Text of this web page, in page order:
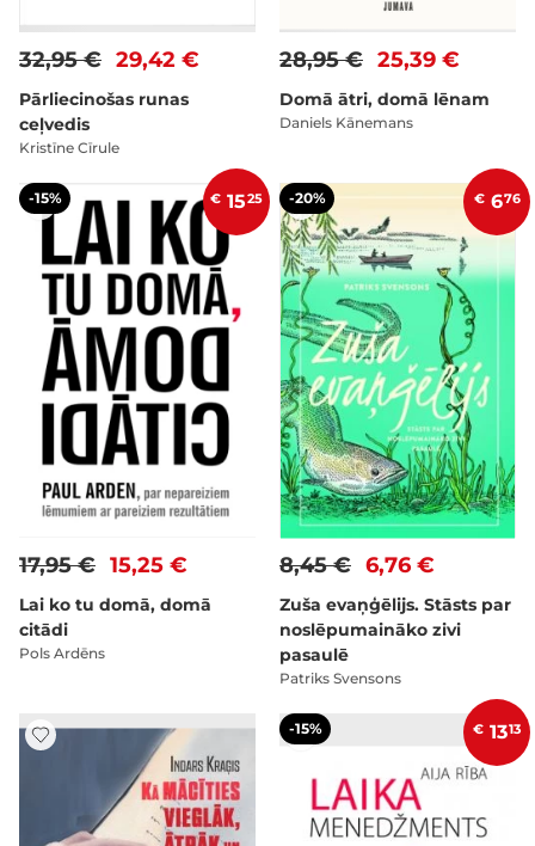
29,42 €
32,95 €
Pārliecinošas runas
ceļvedis
Kristīne Cīrule
25,39 €
28,95 €
Domā ātri, domā lēnam
Daniels Kānemans
-15% € 1525
15,25 €
17,95 €
Lai ko tu domā, domā
citādi
Pols Ardēns
-20% € 676
6,76 €
8,45 €
Zuša evaņģēlijs. Stāsts par
noslēpumaināko zivi
pasaulē
Patriks Svensons
-15% € 1313